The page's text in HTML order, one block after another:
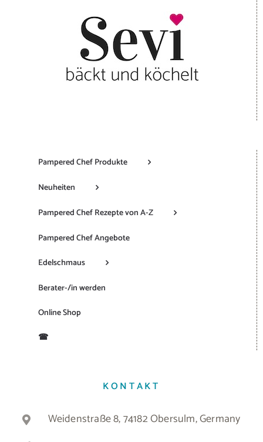
Pampered Chef Produkte
Neuheiten
Pampered Chef Rezepte von A-Z
Pampered Chef Angebote
Edelschmaus
Berater-/in werden
Online Shop
☎
KONTAKT
Weidenstraße 8, 74182 Obersulm, Germany